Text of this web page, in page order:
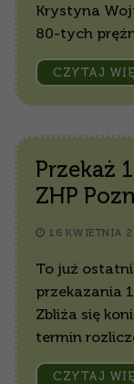
Krystyna
80-tych
CZYTAJ
Przekaż
ZHP
16 KWIETNIA
To już
przekazania
Zbliża się
termin
CZYTAJ